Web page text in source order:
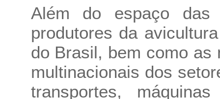
Além do espaço das
produtores da
do Brasil, bem como as
multinacionais dos
transportes,